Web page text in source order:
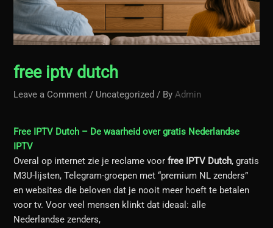
free iptv dutch
Leave a Comment / Uncategorized / ByAdmin
Free IPTV Dutch – De waarheid over gratis Nederlandse
IPTV
Overal op internet zie je reclame voorfree IPTV Dutch, gratis
M3U-lijsten, Telegram-groepen met “premium NL zenders”
en websites die beloven dat je nooit meer hoeft te betalen
voor tv. Voor veel mensen klinkt dat ideaal: alle
Nederlandse zenders,